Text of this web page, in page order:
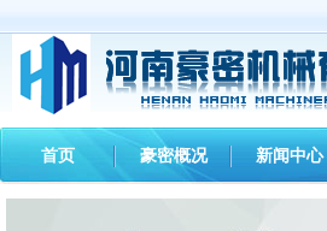
首页 豪密概况 新闻中心